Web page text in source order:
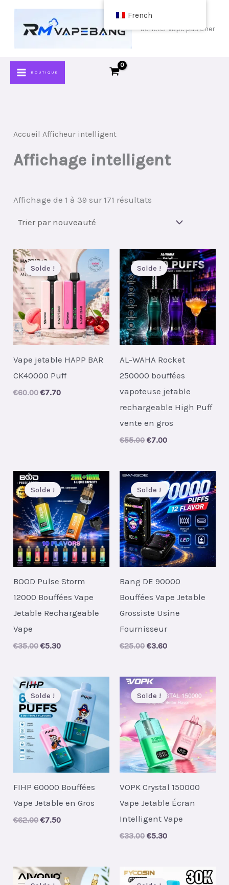
Passer
contenu
acheter vape pas cher
BOUTIQUE
Accueil Afficheur intelligent
Affichage intelligent
Affichage de 1 à 39 sur 171 résultats
récent
Solde !
Vape jetable HAPP BAR
CK40000 Puff
€60.00 Original
€7.70Current
Solde !
AL-WAHA Rocket
250000 bouffées
vapoteuse jetable
rechargeable High Puff
vente en gros
€55.00 Original
€55.00.
€7.00Current
€7.00.
Solde !
BOOD Pulse Storm
12000 Bouffées Vape
Jetable Rechargeable
Vape
€35.00 Original
€35.00.
€5.30Current
€5.30.
Solde !
Bang DE 90000
Bouffées Vape Jetable
Grossiste Usine
Fournisseur
€25.00 Original
€25.00.
€3.60Current
€3.60.
Solde !
FIHP 60000 Bouffées
Vape Jetable en Gros
€62.00 Original
€7.50Current
Solde !
VOPK Crystal 150000
Vape Jetable Écran
Intelligent Vape
€33.00 Original
€5.30Current
French